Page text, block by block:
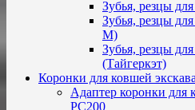
Зубья, резцы
Зубья, резцы
М)
Зубья, резцы
(Тайгеркэт)
Коронки для ковшей
Адаптер коронки для
PC200